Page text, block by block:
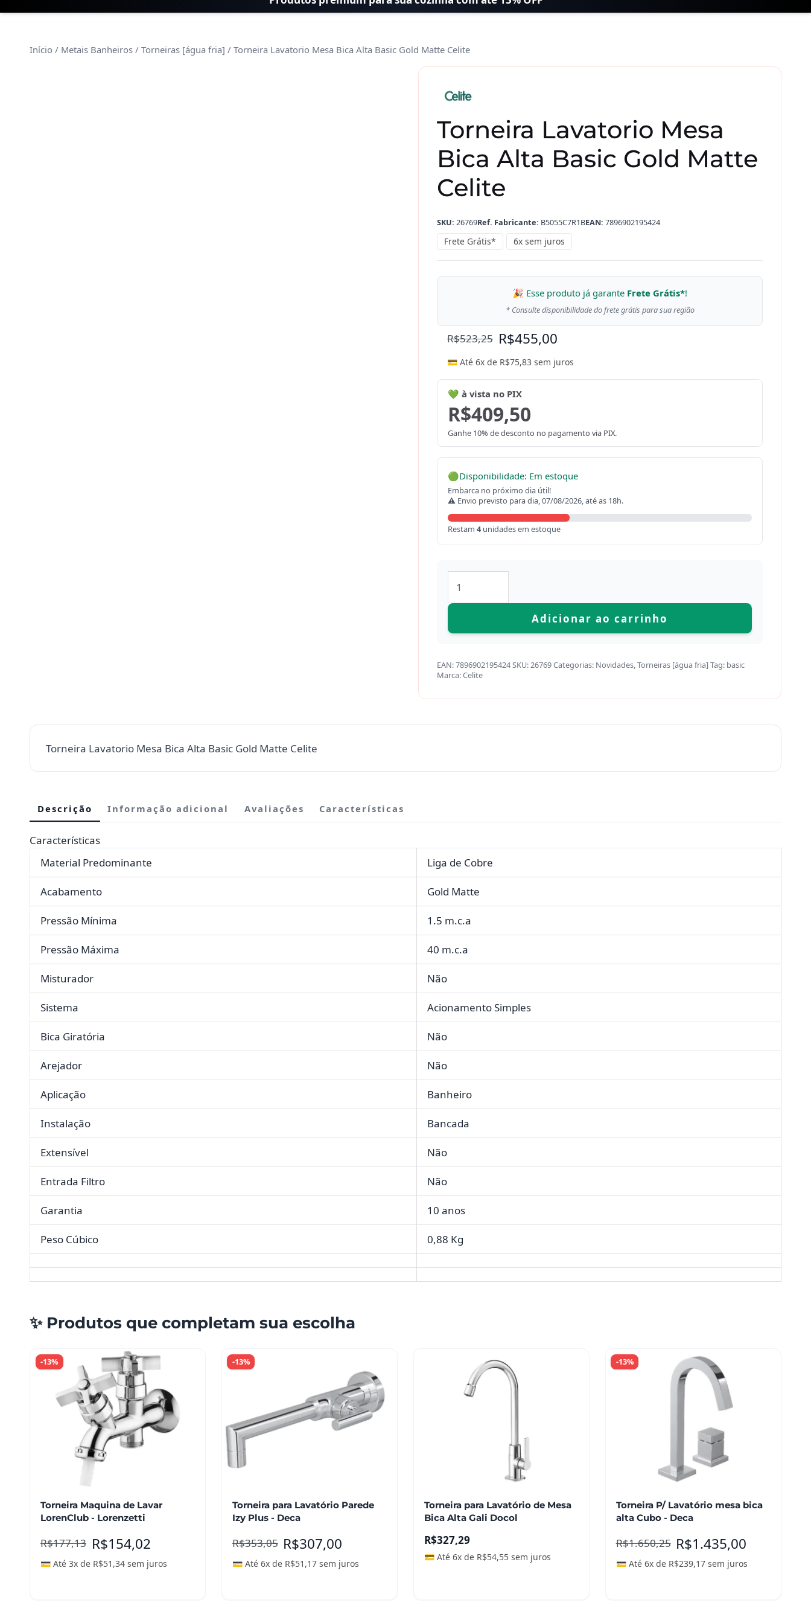
Início / Metais Banheiros / Torneiras [água fria] / Torneira Lavatorio Mesa Bica Alta Basic Gold Matte Celite
Torneira Lavatorio Mesa
Bica Alta Basic Gold Matte
Celite
SKU: 26769Ref. Fabricante: B5055C7R1BEAN: 7896902195424
Frete Grátis* 6x sem juros
🎉 Esse produto já garante Frete Grátis*!
* Consulte disponibilidade do frete grátis para sua região
R$523,25 R$455,00
💳 Até 6x de R$75,83 sem juros
💚 à vista no PIX
R$409,50
Ganhe 10% de desconto no pagamento via PIX.
🟢Disponibilidade: Em estoque
Embarca no próximo dia útil!
⚠ Envio previsto para dia, 07/08/2026, até as 18h.
Restam 4 unidades em estoque
Lavatorio
Mesa
Bica
Alta
Basic
Gold
Matte
Celite
Adicionar ao carrinho
EAN:7896902195424SKU:26769Categorias: Novidades,Torneiras [água fria]Tag: basic
Marca:Celite
Torneira Lavatorio Mesa Bica Alta Basic Gold Matte Celite
Descrição Informação adicional Avaliações Características
Características
Material Predominante
Liga de Cobre
Acabamento Gold Matte
Pressão Mínima 1.5 m.c.a
Pressão Máxima 40 m.c.a
Misturador Não
Sistema Acionamento Simples
Bica Giratória Não
Arejador Não
Aplicação Banheiro
Instalação Bancada
Extensível Não
Entrada Filtro Não
Garantia 10 anos
Peso Cúbico 0,88 Kg
✨ Produtos que completam sua escolha
-13%
Torneira Maquina de Lavar
LorenClub - Lorenzetti
R$177,13 R$154,02
💳 Até 3x de R$51,34 sem juros
-13%
Torneira para Lavatório Parede
Izy Plus - Deca
R$353,05 R$307,00
💳 Até 6x de R$51,17sem juros
Torneira para Lavatório de Mesa
Bica Alta Gali Docol
R$327,29
💳 Até 6x de R$54,55sem juros
-13%
Torneira P/ Lavatório mesa bica
alta Cubo - Deca
R$1.650,25 R$1.435,00
💳 Até 6x de R$239,17sem juros